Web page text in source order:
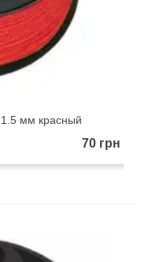
мм красный
70 грн